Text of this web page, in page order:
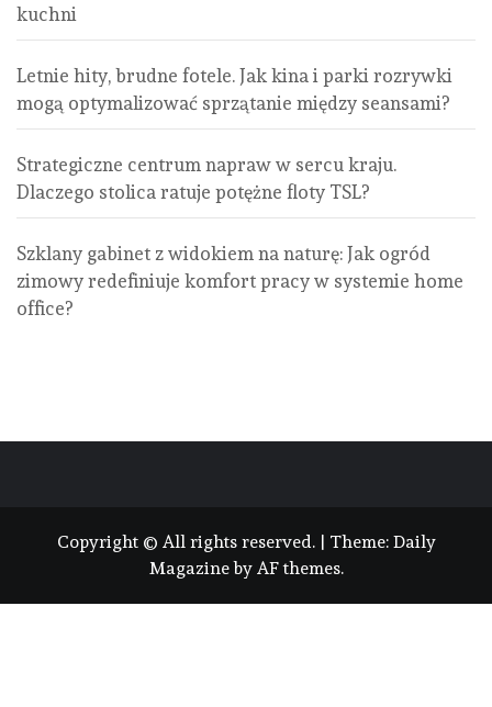
kuchni
Letnie hity, brudne fotele. Jak kina i parki rozrywki
mogą optymalizować sprzątanie między seansami?
Strategiczne centrum napraw w sercu kraju.
Dlaczego stolica ratuje potężne floty TSL?
Szklany gabinet z widokiem na naturę: Jak ogród
zimowy redefiniuje komfort pracy w systemie home
office?
Copyright © All rights reserved. Theme: Daily
Magazineby AF themes.